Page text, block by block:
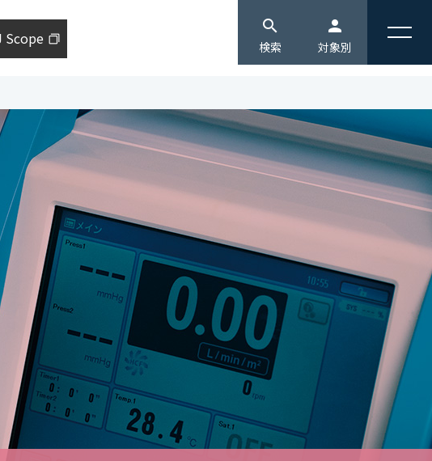
競争的研究費等の取り扱いについて
ハラスメント防止ガイドライン
北海道情報大学カスタマーハラスメントに
大学機関別認証評価
設置認可申請書等
情報公開
設置計画履行状況報告書
生命倫理委員会
開
3つの教育・研究への取り組み
3つのポリシー
北海道情報大学 数理・データサイエン
ス・ＡＩ教育プログラム
国際情報プログラム
学習支援センター
メディアクリエイティブセンター
健康情報科学研究センター
アントレプレナーシップセンター
宇宙情報センター
就職支援
産学研共同
採択プロジェクト報告
市民向け公開講座
出前講義
教育研究振興募金のお願い（ご寄附のお願い）
地域連携・産学連携センター
健康情報科学研究センター
私立大学研究ブランディング事業
Scope
search
検索
person
対象別
domain 企業・地域の方へ
通信教育部生へ
groups 卒業生の方へ
高校の教員の方へ
group 保護者の方へ
assignment_ind 教職員の方へ